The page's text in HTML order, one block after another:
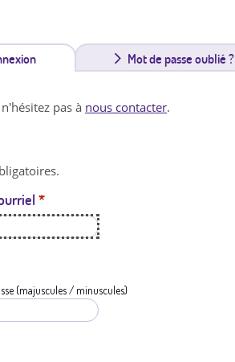
n
l
e
Mot de passe oublié ?
pas à nous contacter.
*
(majuscules / minuscules)